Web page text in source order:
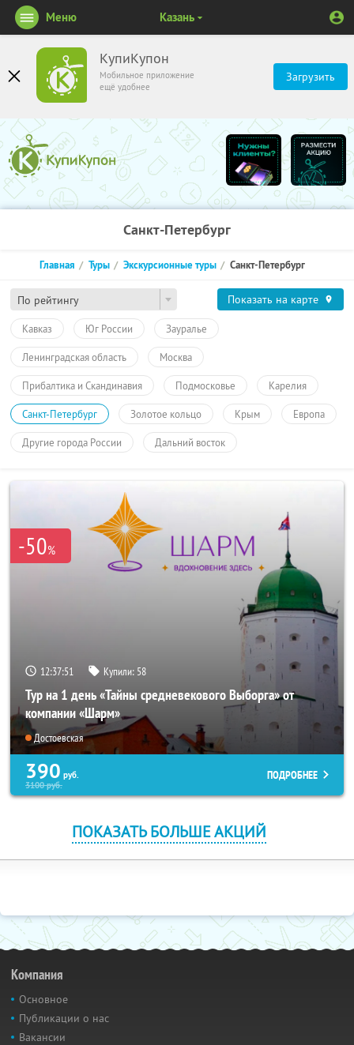
КупиКупон
Мобильное приложение
ещё удобнее
Загрузить
Меню Казань
Санкт-Петербург
По рейтингу
Главная Туры Экскурсионные туры Санкт-Петербург
Показать на карте
Кавказ Юг России Зауралье
Ленинградская область Москва
Прибалтика и Скандинавия Подмосковье Карелия
Санкт-Петербург Золотое кольцо Крым Европа
Другие города России Дальний восток
-50%
12:37:51 Купили: 58
Тур на 1 день «Тайны средневекового Выборга» от
компании «Шарм»
Достоевская
390 руб.
3100руб.
ПОДРОБНЕЕ
ПОКАЗАТЬ БОЛЬШЕ АКЦИЙ
Компания
Основное
Публикации о нас
Вакансии